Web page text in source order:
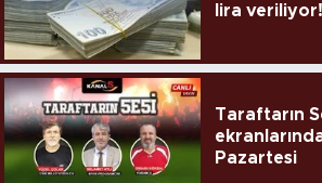
lira veriliyor!
Taraftarın
Pazartesi